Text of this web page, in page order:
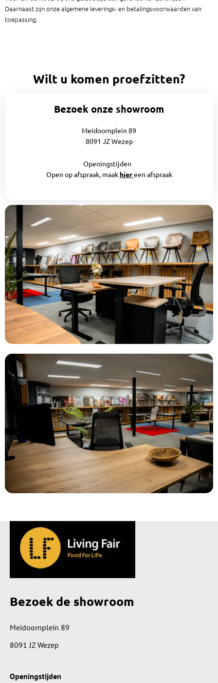
Daarnaast zijn onze algemene leverings- en betalingsvoorwaarden van
toepassing.
Wilt u komen proefzitten?
Bezoek onze showroom
Meidoornplein 89
8091 JZ Wezep
Openingstijden
Open op afspraak, maak hiereen afspraak
Bezoek de showroom
Meidoornplein 89
8091 JZ Wezep
Openingstijden